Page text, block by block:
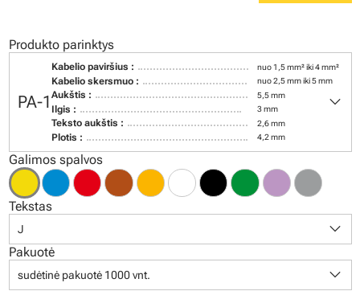
Produkto parinktys
PA-1
Kabelio paviršius : nuo 1,5 mm² iki 4 mm²
Kabelio skersmuo : nuo 2,5 mm iki 5 mm
Aukštis : 5,5 mm
Ilgis : 3 mm
Teksto aukštis : 2,6 mm
Plotis : 4,2 mm
keyboard_arrow_down
Galimos spalvos
Tekstas
J keyboard_arrow_down
Pakuotė
sudėtinė pakuotė 1000 vnt. keyboard_arrow_down